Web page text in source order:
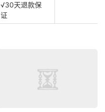
√30天退款保
证